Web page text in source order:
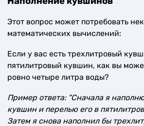
Этот вопрос может потребовать
математических вычислений:
Если у вас есть трехлитровый
пятилитровый кувшин, как вы
ровно четыре литра воды?
Пример ответа: "Сначала я
кувшин и перелью его в
Затем я снова наполнил бы